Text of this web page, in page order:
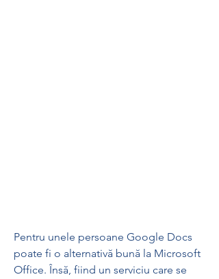
Pentru unele persoane Google Docs
poate fi o alternativă bună la Microsoft
Office. Însă, fiind un serviciu care se